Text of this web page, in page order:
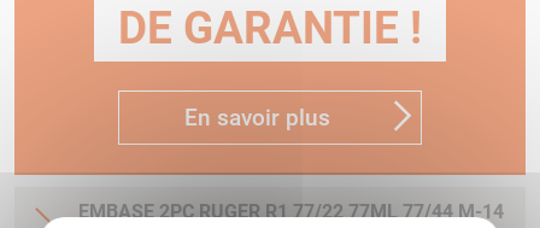
DE GARANTIE !
En savoir plus
EMBASE 2PC RUGER R1 77/22 77ML 77/44 M-14